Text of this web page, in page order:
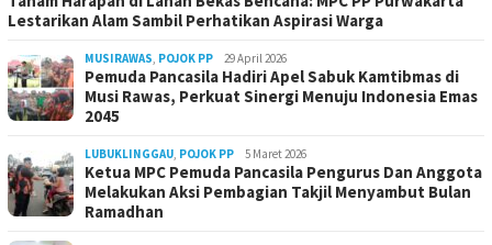
Lestarikan Alam Sambil Perhatikan Aspirasi Warga
MUSIRAWAS, POJOK PP 29 April 2026
Pemuda Pancasila Hadiri Apel Sabuk Kamtibmas di
Musi Rawas, Perkuat Sinergi Menuju Indonesia Emas
2045
LUBUKLINGGAU, POJOK PP 5 Maret 2026
Ketua MPC Pemuda Pancasila Pengurus Dan Anggota
Melakukan Aksi Pembagian Takjil Menyambut Bulan
Ramadhan